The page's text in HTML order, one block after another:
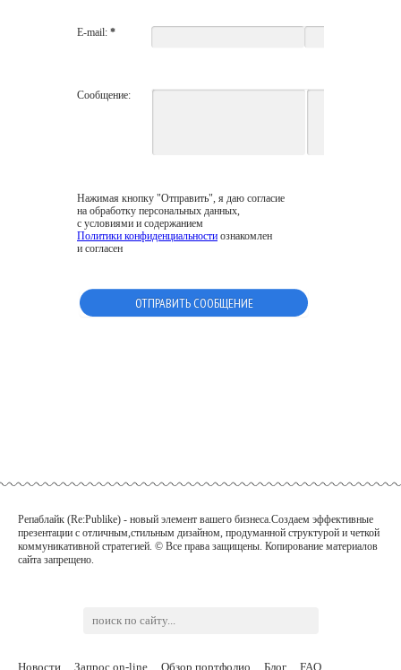
E-mail: *
Сообщение:
Нажимая кнопку "Отправить", я даю согласие
на обработку персональных данных,
с условиями и содержанием
Политики конфиденциальности ознакомлен
и согласен
Репаблайк (Re:Publike) - новый элемент вашего бизнеса.Создаем эффективные
презентации с отличным,стильным дизайном, продуманной структурой и четкой
коммуникативной стратегией. © Все права защищены. Копирование материалов
сайта запрещено.
Новости Запрос on-line Обзор портфолио Блог FAQ